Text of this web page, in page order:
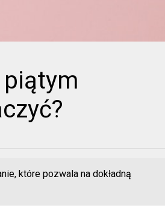
piątym
które pozwala na dokładną